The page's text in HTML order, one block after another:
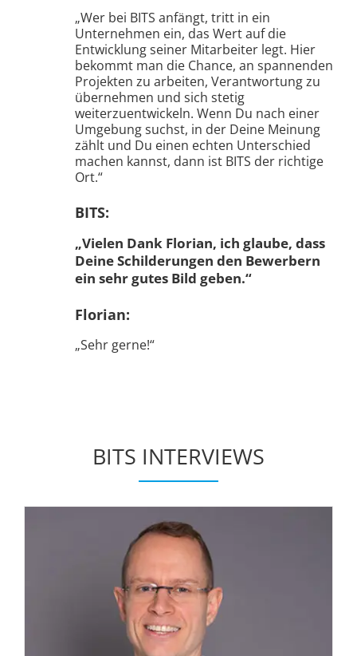
bekommt man die Chance, an spannenden
Projekten zu arbeiten, Verantwortung zu
übernehmen und sich stetig
weiterzuentwickeln. Wenn Du nach einer
Umgebung suchst, in der Deine Meinung
zählt und Du einen echten Unterschied
machen kannst, dann ist BITS der richtige
Ort.“
BITS:
Deine Schilderungen den Bewerbern
Florian: